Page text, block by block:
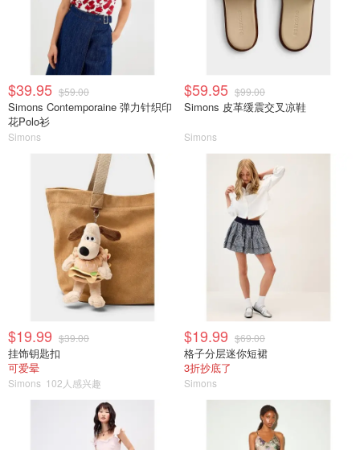
$39.95 $59.00
Simons Contemporaine 弹力针织印
花Polo衫
Simons
$59.95 $99.00
Simons 皮革缓震交叉凉鞋
Simons
$19.99 $39.00
挂饰钥匙扣
可爱晕
Simons 102人感兴趣
$19.99 $69.00
格子分层迷你短裙
3折抄底了
Simons